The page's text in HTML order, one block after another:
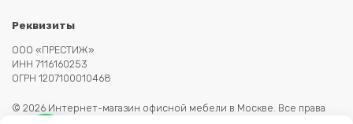
Реквизиты
ООО «ПРЕСТИЖ»
ИНН 7116160253
ОГРН 1207100010468
© 2026 Интернет-магазин офисной мебели в Москве. Все права